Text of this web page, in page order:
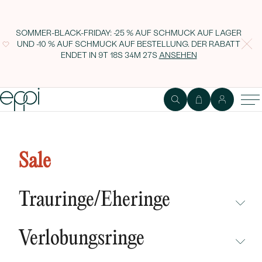
SOMMER-BLACK-FRIDAY: -25 % AUF SCHMUCK AUF LAGER
UND -10 % AUF SCHMUCK AUF BESTELLUNG. DER RABATT
ENDET IN 9T 18S 34M 27S ANSEHEN
Sale
Trauringe/Eheringe
NEUHEITEN
Verlobungsringe
Diamanten und Auswahl des
Karatgewichts Sandre